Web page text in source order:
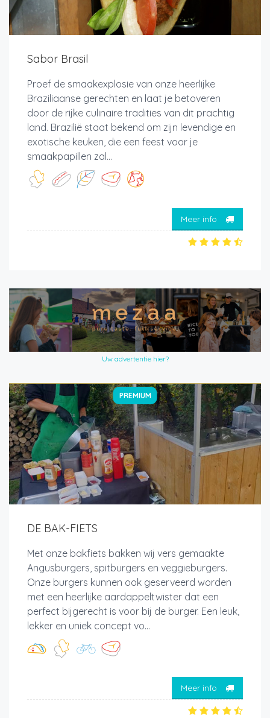
Sabor Brasil
Proef de smaakexplosie van onze heerlijke
Braziliaanse gerechten en laat je betoveren
door de rijke culinaire tradities van dit prachtig
land. Brazilië staat bekend om zijn levendige en
exotische keuken, die een feest voor je
smaakpapillen zal...
Meer info
Uw advertentie hier?
PREMIUM
DE BAK-FIETS
Met onze bakfiets bakken wij vers gemaakte
Angusburgers, spitburgers en veggieburgers.
Onze burgers kunnen ook geserveerd worden
met een heerlijke aardappeltwister dat een
perfect bijgerecht is voor bij de burger. Een leuk,
lekker en uniek concept vo...
Meer info